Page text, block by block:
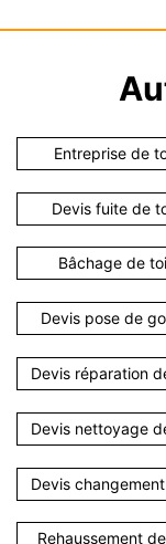
Entreprise de
Devis fuite de
Bâchage de
Devis pose de
Devis réparation
Devis nettoyage
Devis
Rehaussement